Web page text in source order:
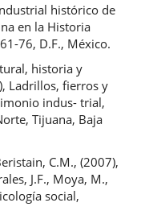
histórico de
en la Historia
76, D.F., México.
historia y
Ladrillos, fierros y
indus- trial,
Tijuana, Baja
C.M., (2007),
J.F., Moya, M.,
social,